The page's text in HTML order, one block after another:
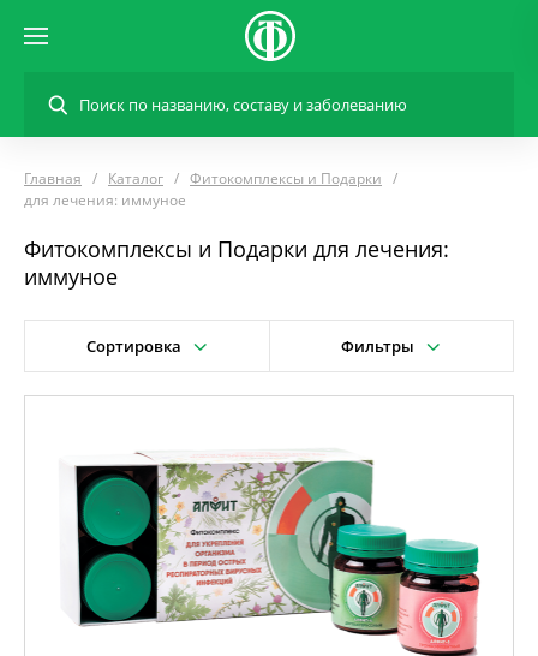
Главная Каталог
Фитокомплексы и Подарки
для лечения: иммуное
Фитокомплексы и Подарки для лечения:
иммуное
Сортировка Фильтры